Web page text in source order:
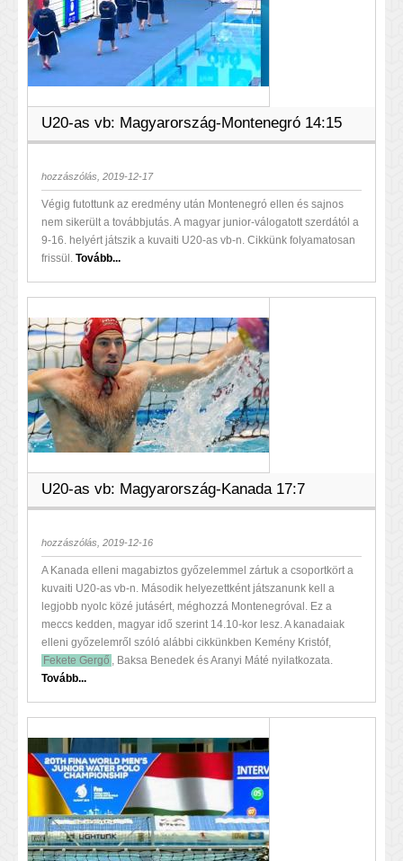
U20-as vb: Magyarország-Montenegró 14:15
hozzászólás, 2019-12-17
Végig futottunk az eredmény után Montenegró ellen és sajnos
nem sikerült a továbbjutás. A magyar junior-válogatott szerdától a
9-16. helyért játszik a kuvaiti U20-as vb-n. Cikkünk folyamatosan
frissül. Tovább...
U20-as vb: Magyarország-Kanada 17:7
hozzászólás, 2019-12-16
A Kanada elleni magabiztos győzelemmel zártuk a csoportkört a
kuvaiti U20-as vb-n. Második helyezettként játszanunk kell a
legjobb nyolc közé jutásért, méghozzá Montenegróval. Ez a
meccs kedden, magyar idő szerint 14.10-kor lesz. A kanadaiak
elleni győzelemről szóló alábbi cikkünkben Kemény Kristóf,
Fekete Gergő , Baksa Benedek és Aranyi Máté nyilatkozata.
Tovább...